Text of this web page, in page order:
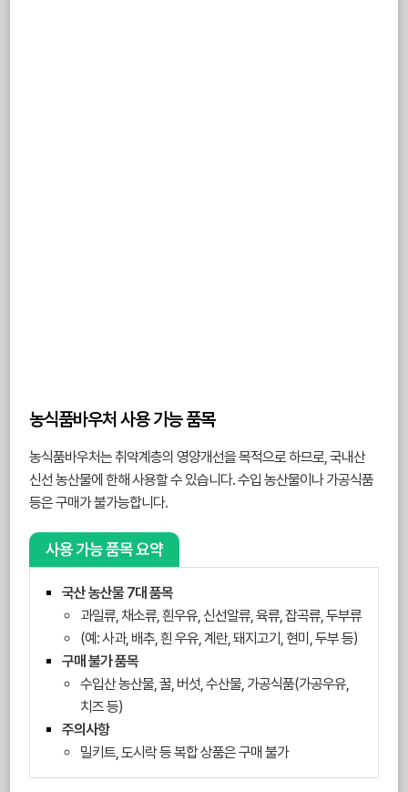
농식품바우처 사용 가능 품목
농식품바우처는 취약계층의 영양개선을 목적으로 하므로, 국내산
신선 농산물에 한해 사용할 수 있습니다. 수입 농산물이나 가공식품
등은 구매가 불가능합니다.
사용 가능 품목 요약
국산 농산물 7대 품목
과일류, 채소류, 흰우유, 신선알류, 육류, 잡곡류, 두부류
(예: 사과, 배추, 흰 우유, 계란, 돼지고기, 현미, 두부 등)
구매 불가 품목
수입산 농산물, 꿀, 버섯, 수산물, 가공식품(가공우유,
치즈 등)
주의사항
밀키트, 도시락 등 복합 상품은 구매 불가